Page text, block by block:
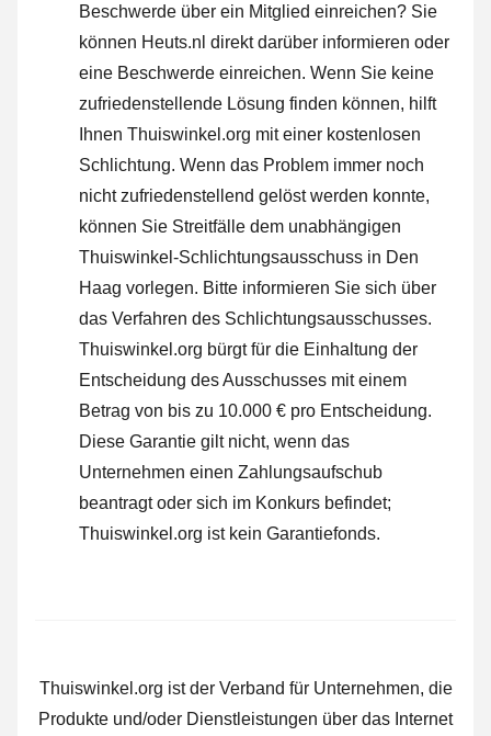
Beschwerde über ein Mitglied einreichen? Sie
können Heuts.nl direkt darüber informieren oder
eine Beschwerde einreichen. Wenn Sie keine
zufriedenstellende Lösung finden können, hilft
Ihnen Thuiswinkel.org mit einer kostenlosen
Schlichtung. Wenn das Problem immer noch
nicht zufriedenstellend gelöst werden konnte,
können Sie Streitfälle dem unabhängigen
Thuiswinkel-Schlichtungsausschuss in Den
Haag vorlegen. Bitte informieren Sie sich über
das Verfahren des Schlichtungsausschusses.
Thuiswinkel.org bürgt für die Einhaltung der
Entscheidung des Ausschusses mit einem
Betrag von bis zu 10.000 € pro Entscheidung.
Diese Garantie gilt nicht, wenn das
Unternehmen einen Zahlungsaufschub
beantragt oder sich im Konkurs befindet;
Thuiswinkel.org ist kein Garantiefonds.
Thuiswinkel.org ist der Verband für Unternehmen, die
Produkte und/oder Dienstleistungen über das Internet